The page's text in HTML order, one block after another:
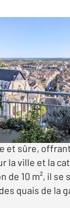
F4 à vendre
€
à
et sûre,
la ville et la
de 10 m², il se
quais de la